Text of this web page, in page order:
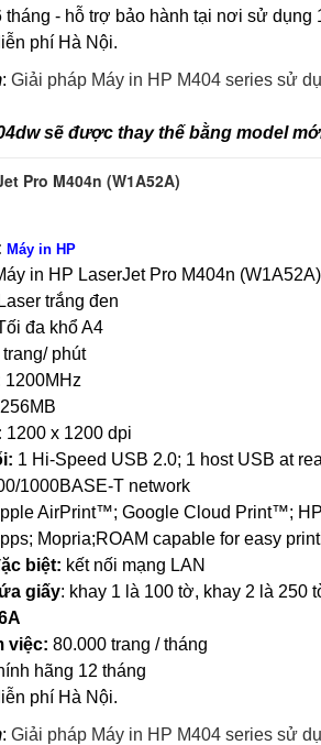
tháng - hỗ trợ bảo hành tại nơi sử dụng
phí Hà Nội.
:Giải pháp Máy in HP M404 series sử
sẽ được thay thế bằng model
Pro M404n (W1A52A)
Máy in HP
in HP LaserJet Pro M404n (W1A52A)
Laser trắng đen
đa khổ A4
trang/ phút
1200MHz
256MB
1200 x 1200 dpi
1 Hi-Speed USB 2.0; 1 host USB at
1000BASE-T network
AirPrint™; Google Cloud Print™;
Mopria;ROAM capable for easy
biệt: kết nối mạng LAN
giấy: khay 1 là 100 tờ, khay 2 là 250
việc:80.000 trang / tháng
hãng 12 tháng
phí Hà Nội.
:Giải pháp Máy in HP M404 series sử